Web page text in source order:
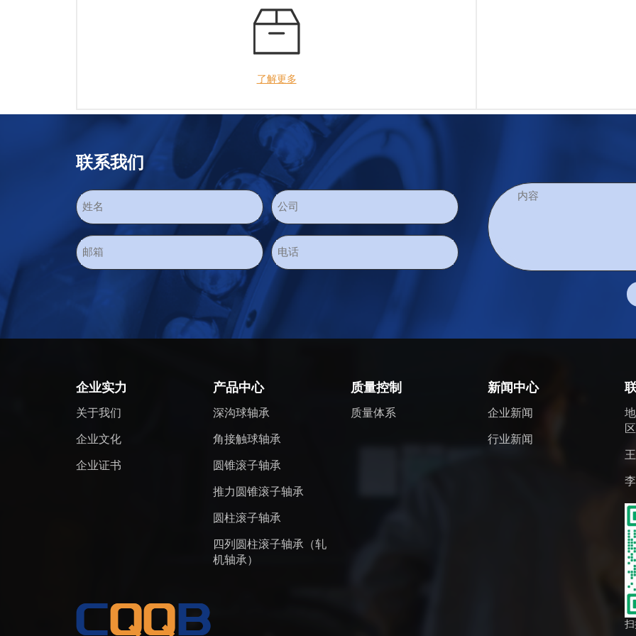
了解更多
联系我们
企业实力
关于我们
企业文化
企业证书
产品中心
深沟球轴承
角接触球轴承
圆锥滚子轴承
推力圆锥滚子轴承
圆柱滚子轴承
四列圆柱滚子轴承（轧
机轴承）
质量控制
质量体系
新闻中心
企业新闻
行业新闻